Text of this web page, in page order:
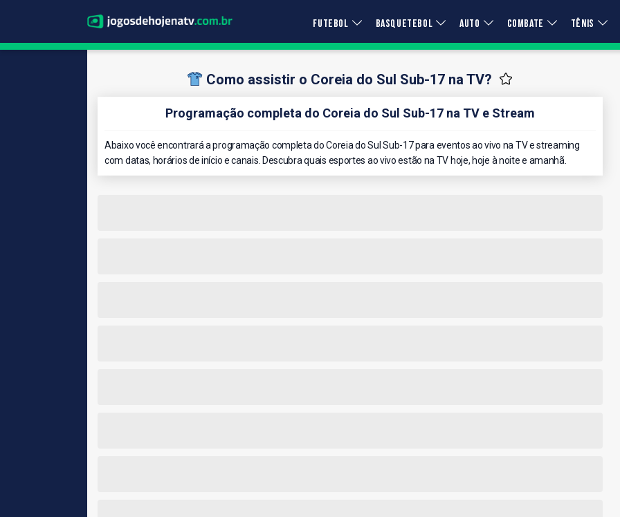
FUTEBOL BASQUETEBOL AUTO COMBATE TÊNIS
Como assistir o Coreia do Sul Sub-17 na TV?
Programação completa do Coreia do Sul Sub-17 na TV e Stream
Abaixo você encontrará a programação completa do Coreia do Sul Sub-17 para eventos ao vivo na TV e streaming
com datas, horários de início e canais. Descubra quais esportes ao vivo estão na TV hoje, hoje à noite e amanhã.